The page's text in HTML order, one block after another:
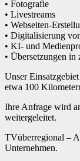
• Fotografie
• Livestreams
• Webseiten-
• Digitalisierung
• KI- und
• Übersetzungen in
Unser
etwa 100
Ihre Anfrage wird
weitergeleitet.
TVüberregional –
Unternehmen.